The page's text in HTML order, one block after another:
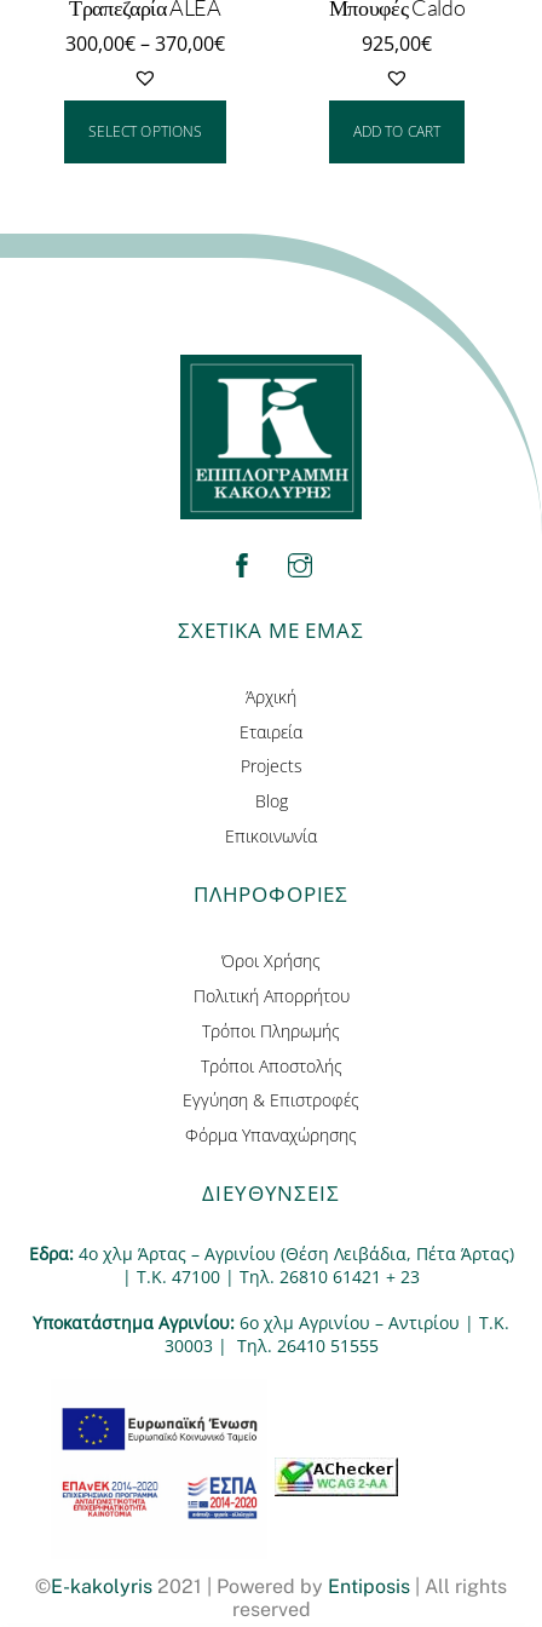
Τραπεζαρία ALEA
300,00€–370,00€
SELECT OPTIONS
Μπουφές Caldo
925,00€
ADD TO CART
facebookinstagram
ΣΧΕΤΙΚΑ ΜΕ ΕΜΑΣ
Άρχική
Εταιρεία
Projects
Blog
Επικοινωνία
ΠΛΗΡΟΦΟΡΊΕΣ
Όροι Χρήσης
Πολιτική Απορρήτου
Τρόποι Πληρωμής
Τρόποι Αποστολής
Εγγύηση & Επιστροφές
Φόρμα Υπαναχώρησης
ΔΙΕΥΘΥΝΣΕΙΣ
Εδρα: 4ο χλμ Άρτας – Αγρινίου (Θέση Λειβάδια, Πέτα Άρτας)
| Τ.Κ. 47100 | Τηλ. 26810 61421 + 23
Υποκατάστημα Αγρινίου: 6ο χλμ Αγρινίου – Αντιρίου | Τ.Κ.
30003 | Tηλ. 26410 51555
©E-kakolyris 2021 | Powered by Entiposis | All rights
reserved